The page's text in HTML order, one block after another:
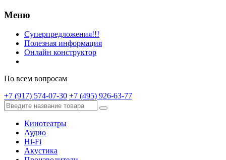
Меню
Суперпредложения!!!
Полезная информация
Онлайн конструктор
По всем вопросам
+7 (917) 574-07-30 +7 (495) 926-63-77
Кинотеатры
Аудио
Hi-Fi
Акустика